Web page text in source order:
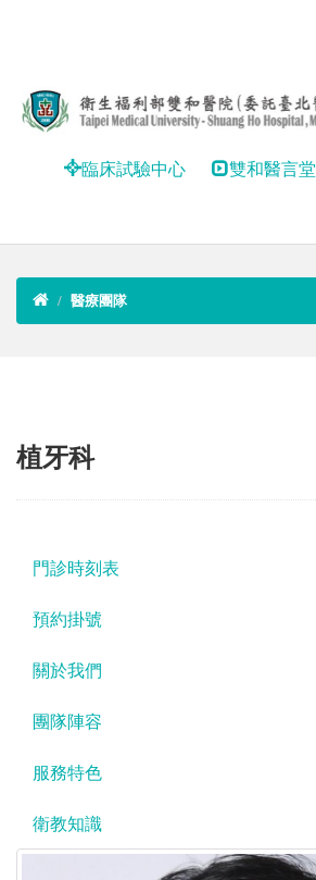
臨床試驗中心 雙和醫言堂
醫療團隊
植牙科
門診時刻表
預約掛號
關於我們
團隊陣容
服務特色
衛教知識